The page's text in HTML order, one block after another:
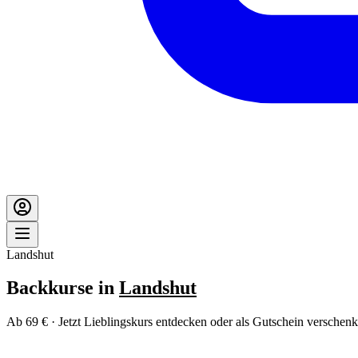
Landshut
Backkurse in Landshut
Ab 69 € · Jetzt Lieblingskurs entdecken oder als Gutschein